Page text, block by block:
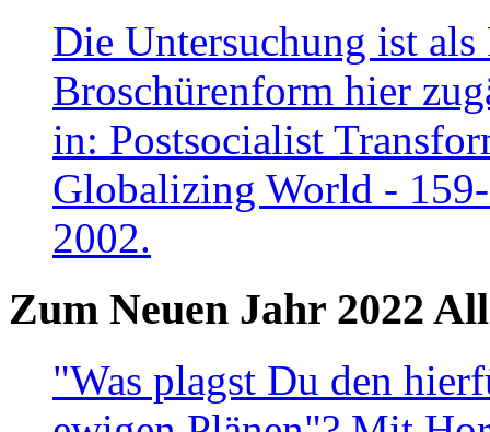
Die Untersuchung ist
Broschürenform hier
in: Postsocialist
Globalizing World -
2002.
Zum Neuen Jahr 2022
"Was plagst Du den